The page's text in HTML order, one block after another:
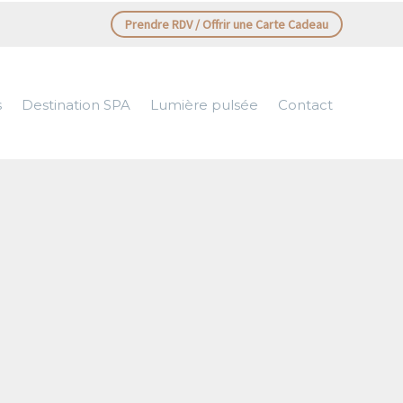
Prendre RDV / Offrir une Carte Cadeau
Destination SPA Lumière pulsée Contact